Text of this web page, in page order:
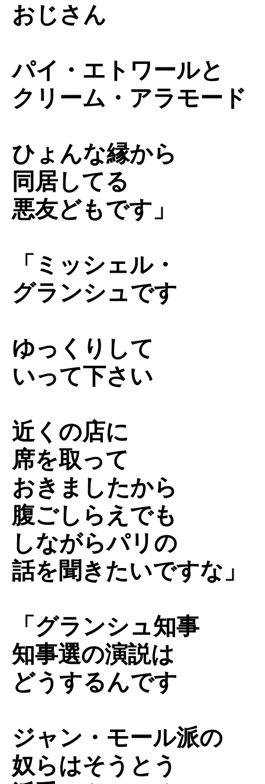
おじさん
パイ・エトワールと
クリーム・アラモード
ひょんな縁から
同居してる
悪友どもです」
「ミッシェル・
グランシュです
ゆっくりして
いって下さい
近くの店に
席を取って
おきましたから
腹ごしらえでも
しながらパリの
話を聞きたいですな」
「グランシュ知事
知事選の演説は
どうするんです
ジャン・モール派の
奴らはそうとう